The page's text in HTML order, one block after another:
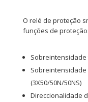
O relé de proteção
funções de proteção:
Sobreintensidade
(3X50/50N/50NS)
Direccionalidade